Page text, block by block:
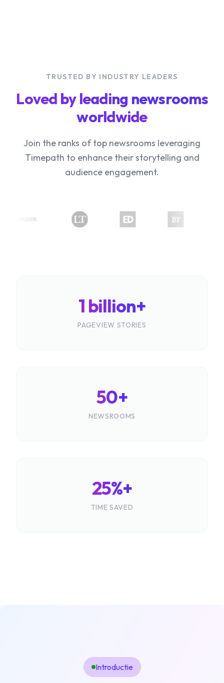
TRUSTED BY INDUSTRY LEADERS
Loved by leading newsrooms
worldwide
Join the ranks of top newsrooms leveraging
Timepath to enhance their storytelling and
audience engagement.
1 billion+
PAGEVIEW STORIES
50+
NEWSROOMS
25%+
TIME SAVED
Introductie